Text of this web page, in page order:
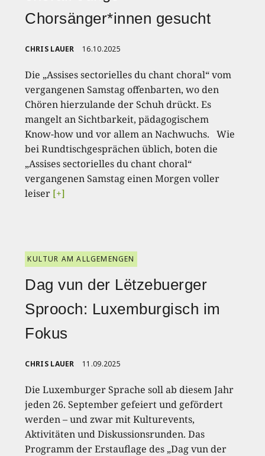
Chorsänger*innen gesucht
CHRIS LAUER 16.10.2025
Die „Assises sectorielles du chant choral“ vom
vergangenen Samstag offenbarten, wo den
Chören hierzulande der Schuh drückt. Es
mangelt an Sichtbarkeit, pädagogischem
Know-how und vor allem an Nachwuchs. Wie
bei Rundtischgesprächen üblich, boten die
„Assises sectorielles du chant choral“
vergangenen Samstag einen Morgen voller
leiser [+]
KULTUR AM ALLGEMENGEN
Dag vun der Lëtzebuerger
Sprooch: Luxemburgisch im
Fokus
CHRIS LAUER 11.09.2025
Die Luxemburger Sprache soll ab diesem Jahr
jeden 26. September gefeiert und gefördert
werden – und zwar mit Kulturevents,
Aktivitäten und Diskussionsrunden. Das
Programm der Erstauflage des „Dag vun der